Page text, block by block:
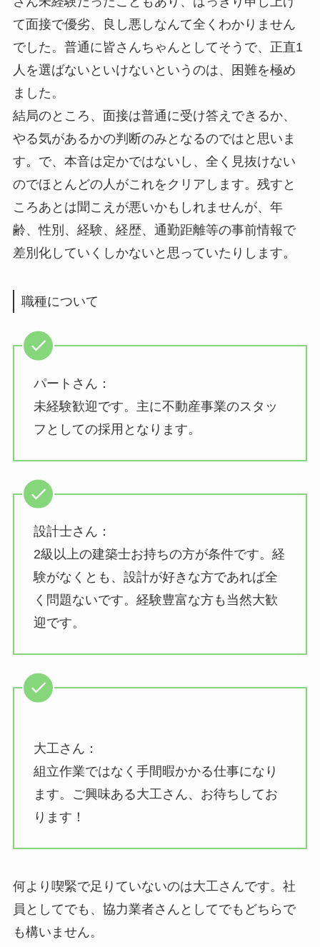
て面接で優劣、良し悪しなんて全くわかりません
でした。普通に皆さんちゃんとしてそうで、正直1
人を選ばないといけないというのは、困難を極め
ました。
結局のところ、面接は普通に受け答えできるか、
やる気があるかの判断のみとなるのではと思いま
す。で、本音は定かではないし、全く見抜けない
のでほとんどの人がこれをクリアします。残すと
ころあとは聞こえが悪いかもしれませんが、年
齢、性別、経験、経歴、通勤距離等の事前情報で
差別化していくしかないと思っていたりします。
職種について
パートさん：
未経験歓迎です。主に不動産事業のスタッ
フとしての採用となります。
設計士さん：
2級以上の建築士お持ちの方が条件です。経
験がなくとも、設計が好きな方であれば全
く問題ないです。経験豊富な方も当然大歓
迎です。
大工さん：
組立作業ではなく手間暇かかる仕事になり
ます。ご興味ある大工さん、お待ちしてお
ります！
何より喫緊で足りていないのは大工さんです。社
員としてでも、協力業者さんとしてでもどちらで
も構いません。